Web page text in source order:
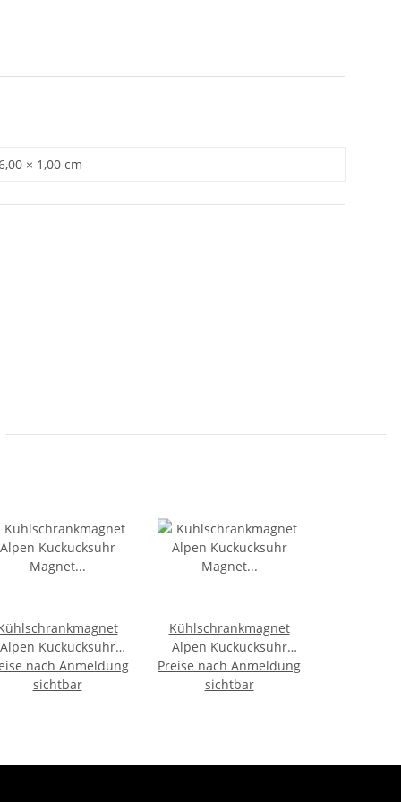
× 1,00 cm
Alpen Kuckucksuhr
Magnet
nach Anmeldung
sichtbar
Kühlschrankmagnet
Alpen Kuckucksuhr
Magnet
LiebespaarMitbringsel
Preise nach Anmeldung
sichtbar